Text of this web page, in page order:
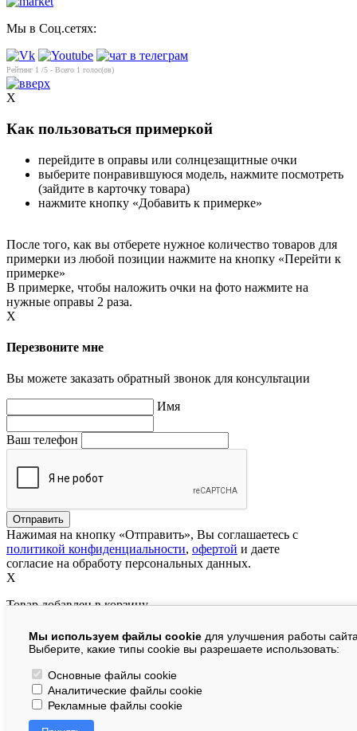
Мы в Соц.сетях:
Рейтинг 1 /5 - Всего 1 голос(ов)
Мы используем файлы cookie для улучшения работы
Выберите, какие типы cookie вы разрешаете использовать:
Основные файлы cookie
Аналитические файлы cookie
Рекламные файлы cookie
X
Как пользоваться примеркой
перейдите в оправы или солнцезащитные очки
выберите понравившуюся модель, нажмите посмотреть
(зайдите в карточку товара)
нажмите кнопку «Добавить к примерке»
После того, как вы отберете нужное количество товаров для
примерки из любой позиции нажмите на кнопку «Перейти к
примерке»
В примерке, чтобы наложить очки на фото нажмите на
нужные оправы 2 раза.
X
Перезвоните мне
Вы можете заказать обратный звонок для консультации
Имя
Ваш телефон
Нажимая на кнопку «Отправить», Вы соглашаетесь с
политикой конфиденциальности, офертой и даете
согласие на обработу персональных данных.
X
Товар добавлен в корзину
В корзине:шт.
На сумму:руб.